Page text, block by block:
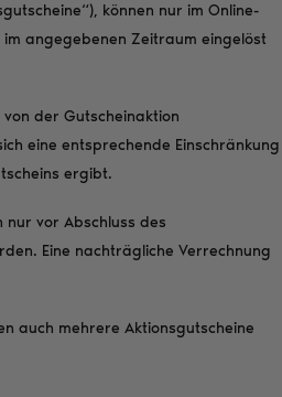
können nur im Online-
angegebenen Zeitraum eingelöst
von der Gutscheinaktion
eine entsprechende Einschränkung
ergibt.
nur vor Abschluss des
Eine nachträgliche Verrechnung
auch mehrere Aktionsgutscheine